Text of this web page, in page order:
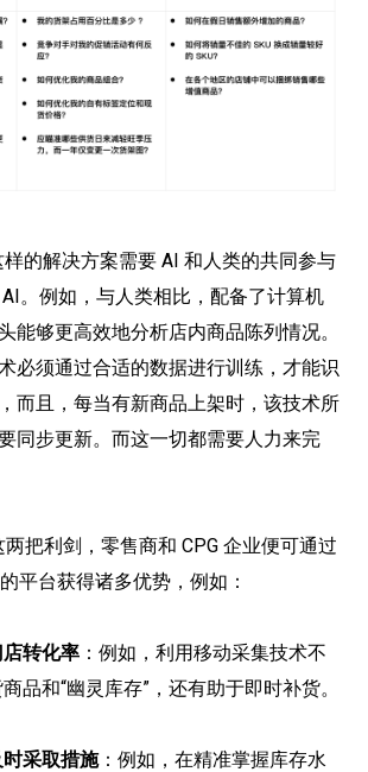
的解决方案需要 AI 和人类的共同参与
。例如，与人类相比，配备了计算机
能够更高效地分析店内商品陈列情况。
必须通过合适的数据进行训练，才能识
而且，每当有新商品上架时，该技术所
同步更新。而这一切都需要人力来完
把利剑，零售商和 CPG 企业便可通过
平台获得诸多优势，例如：
转化率 ：例如，利用移动采集技术不
品和“幽灵库存”，还有助于即时补货。
采取措施：例如，在精准掌握库存水